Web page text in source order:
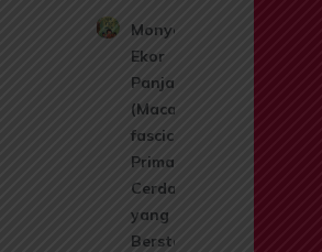
Monyet
Ekor
Panjang
(Macaca
fascicularis):
Primata
Cerdas
yang Kini
Berstatus